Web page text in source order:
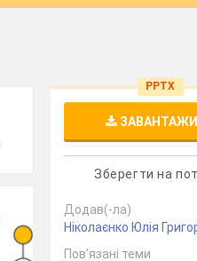
PPTX
Зберегти на
Додав(-ла)
Ніколаєнко Юлія
Пов’язані теми